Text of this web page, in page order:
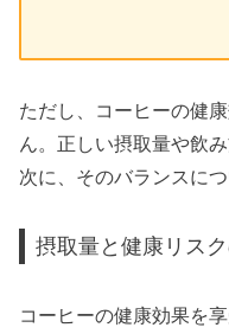
ただし、コーヒーの健
ん。正しい摂取量や飲
次に、そのバランスに
摂取量と健康リス
コーヒーの健康効果を